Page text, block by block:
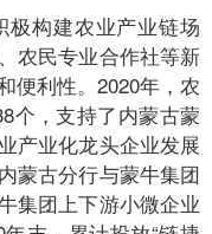
构建农业产业链场
农民专业合作社等新
便利性。2020年，农
个，支持了内蒙古蒙
产业化龙头企业发展
蒙古分行与蒙牛集团
集团上下游小微企业